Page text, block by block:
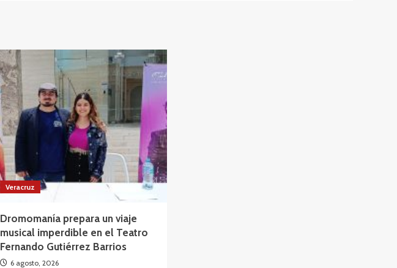
Veracruz
Dromomanía prepara un viaje
musical imperdible en el Teatro
Fernando Gutiérrez Barrios
6 agosto, 2026